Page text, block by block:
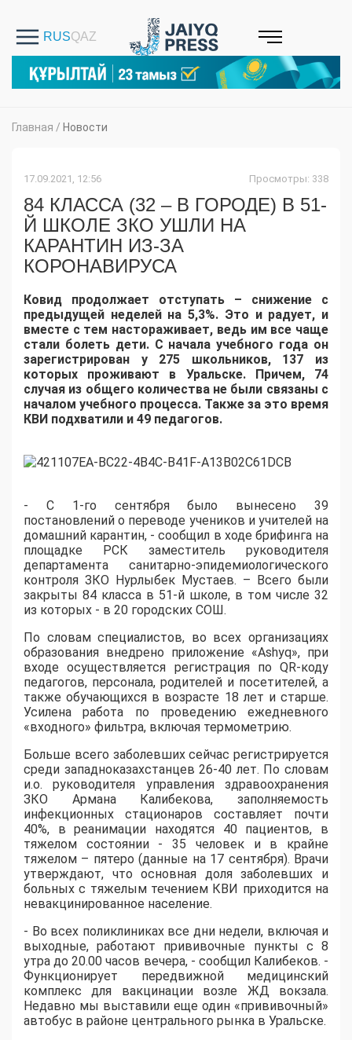
Главная / Новости
17.09.2021, 12:56 Просмотры: 338
84 КЛАССА (32 – В ГОРОДЕ) В 51-
Й ШКОЛЕ ЗКО УШЛИ НА
КАРАНТИН ИЗ-ЗА
КОРОНАВИРУСА
Ковид продолжает отступать – снижение с
предыдущей неделей на 5,3%. Это и радует, и
вместе с тем настораживает, ведь им все чаще
стали болеть дети. С начала учебного года он
зарегистрирован у 275 школьников, 137 из
которых проживают в Уральске. Причем, 74
случая из общего количества не были связаны с
началом учебного процесса. Также за это время
КВИ подхватили и 49 педагогов.
- С 1-го сентября было вынесено 39
постановлений о переводе учеников и учителей на
домашний карантин, - сообщил в ходе брифинга на
площадке РСК заместитель руководителя
департамента санитарно-эпидемиологического
контроля ЗКО Нурлыбек Мустаев. – Всего были
закрыты 84 класса в 51-й школе, в том числе 32
из которых - в 20 городских СОШ.
По словам специалистов, во всех организациях
образования внедрено приложение «Ashyq», при
входе осуществляется регистрация по QR-коду
педагогов, персонала, родителей и посетителей, а
также обучающихся в возрасте 18 лет и старше.
Усилена работа по проведению ежедневного
«входного» фильтра, включая термометрию.
Больше всего заболевших сейчас регистрируется
среди западноказахстанцев 26-40 лет. По словам
и.о. руководителя управления здравоохранения
ЗКО Армана Калибекова, заполняемость
инфекционных стационаров составляет почти
40%, в реанимации находятся 40 пациентов, в
тяжелом состоянии - 35 человек и в крайне
тяжелом – пятеро (данные на 17 сентября). Врачи
утверждают, что основная доля заболевших и
больных с тяжелым течением КВИ приходится на
невакцинированное население.
- Во всех поликлиниках все дни недели, включая и
выходные, работают прививочные пункты с 8
утра до 20.00 часов вечера, - сообщил Калибеков. -
Функционирует передвижной медицинский
комплекс для вакцинации возле ЖД вокзала.
Недавно мы выставили еще один «прививочный»
автобус в районе центрального рынка в Уральске.